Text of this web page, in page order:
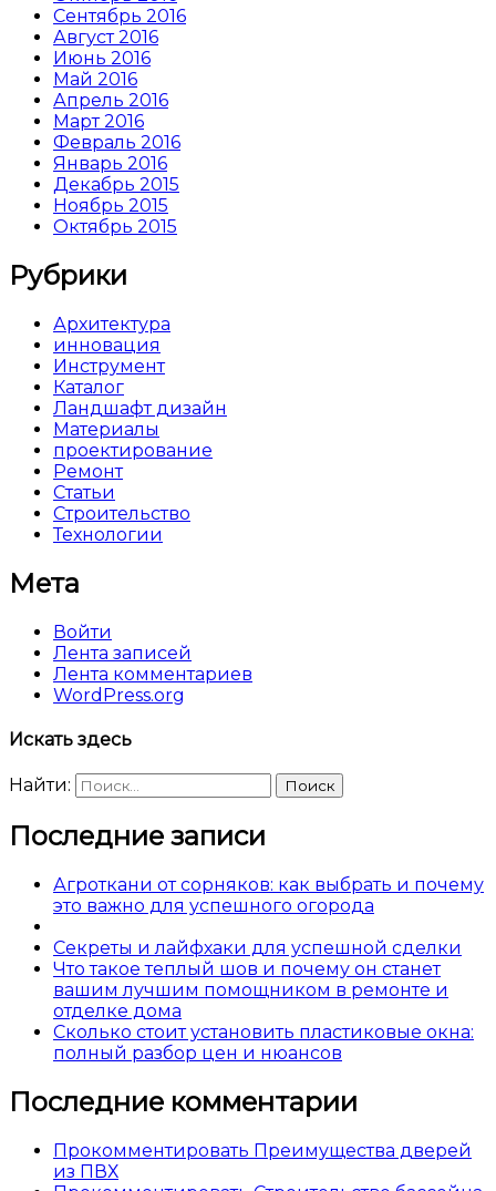
Сентябрь 2016
Август 2016
Июнь 2016
Май 2016
Апрель 2016
Март 2016
Февраль 2016
Январь 2016
Декабрь 2015
Ноябрь 2015
Октябрь 2015
Рубрики
Архитектура
инновация
Инструмент
Каталог
Ландшафт дизайн
Материалы
проектирование
Ремонт
Статьи
Строительство
Технологии
Мета
Войти
Лента записей
Лента комментариев
WordPress.org
Искать здесь
Найти:
Последние записи
Агроткани от сорняков: как выбрать и почему
это важно для успешного огорода
Секреты и лайфхаки для успешной сделки
Что такое теплый шов и почему он станет
вашим лучшим помощником в ремонте и
отделке дома
Сколько стоит установить пластиковые окна:
полный разбор цен и нюансов
Последние комментарии
Прокомментировать Преимущества дверей
из ПВХ